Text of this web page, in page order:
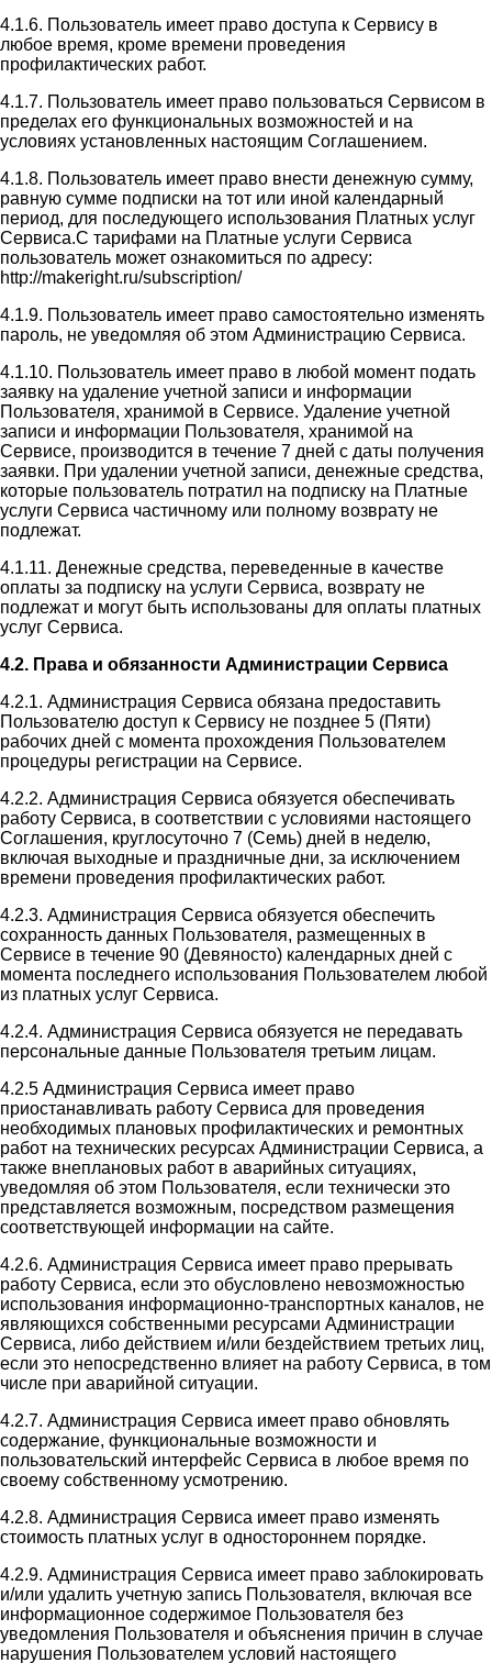
4.1.6. Пользователь имеет право доступа к Сервису в
любое время, кроме времени проведения
профилактических работ.
4.1.7. Пользователь имеет право пользоваться Сервисом в
пределах его функциональных возможностей и на
условиях установленных настоящим Соглашением.
4.1.8. Пользователь имеет право внести денежную сумму,
равную сумме подписки на тот или иной календарный
период, для последующего использования Платных услуг
Сервиса.С тарифами на Платные услуги Сервиса
пользователь может ознакомиться по адресу:
http://makeright.ru/subscription/
4.1.9. Пользователь имеет право самостоятельно изменять
пароль, не уведомляя об этом Администрацию Сервиса.
4.1.10. Пользователь имеет право в любой момент подать
заявку на удаление учетной записи и информации
Пользователя, хранимой в Сервисе. Удаление учетной
записи и информации Пользователя, хранимой на
Сервисе, производится в течение 7 дней с даты получения
заявки. При удалении учетной записи, денежные средства,
которые пользователь потратил на подписку на Платные
услуги Сервиса частичному или полному возврату не
подлежат.
4.1.11. Денежные средства, переведенные в качестве
оплаты за подписку на услуги Сервиса, возврату не
подлежат и могут быть использованы для оплаты платных
услуг Сервиса.
4.2. Права и обязанности Администрации Сервиса
4.2.1. Администрация Сервиса обязана предоставить
Пользователю доступ к Сервису не позднее 5 (Пяти)
рабочих дней с момента прохождения Пользователем
процедуры регистрации на Сервисе.
4.2.2. Администрация Сервиса обязуется обеспечивать
работу Сервиса, в соответствии с условиями настоящего
Соглашения, круглосуточно 7 (Семь) дней в неделю,
включая выходные и праздничные дни, за исключением
времени проведения профилактических работ.
4.2.3. Администрация Сервиса обязуется обеспечить
сохранность данных Пользователя, размещенных в
Сервисе в течение 90 (Девяносто) календарных дней с
момента последнего использования Пользователем любой
из платных услуг Сервиса.
4.2.4. Администрация Сервиса обязуется не передавать
персональные данные Пользователя третьим лицам.
4.2.5 Администрация Сервиса имеет право
приостанавливать работу Сервиса для проведения
необходимых плановых профилактических и ремонтных
работ на технических ресурсах Администрации Сервиса, а
также внеплановых работ в аварийных ситуациях,
уведомляя об этом Пользователя, если технически это
представляется возможным, посредством размещения
соответствующей информации на сайте.
4.2.6. Администрация Сервиса имеет право прерывать
работу Сервиса, если это обусловлено невозможностью
использования информационно-транспортных каналов, не
являющихся собственными ресурсами Администрации
Сервиса, либо действием и/или бездействием третьих лиц,
если это непосредственно влияет на работу Сервиса, в том
числе при аварийной ситуации.
4.2.7. Администрация Сервиса имеет право обновлять
содержание, функциональные возможности и
пользовательский интерфейс Сервиса в любое время по
своему собственному усмотрению.
4.2.8. Администрация Сервиса имеет право изменять
стоимость платных услуг в одностороннем порядке.
4.2.9. Администрация Сервиса имеет право заблокировать
и/или удалить учетную запись Пользователя, включая все
информационное содержимое Пользователя без
уведомления Пользователя и объяснения причин в случае
нарушения Пользователем условий настоящего